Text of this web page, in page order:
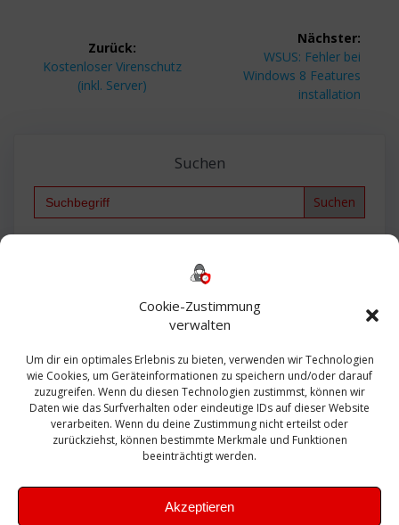
Cookie-Zustimmung
verwalten
Um dir ein optimales Erlebnis zu bieten, verwenden wir Technologien
wie Cookies, um Geräteinformationen zu speichern und/oder darauf
zuzugreifen. Wenn du diesen Technologien zustimmst, können wir
Daten wie das Surfverhalten oder eindeutige IDs auf dieser Website
verarbeiten. Wenn du deine Zustimmung nicht erteilst oder
zurückziehst, können bestimmte Merkmale und Funktionen
beeinträchtigt werden.
Akzeptieren
Zurück:
Vorheriger
Beitrag:
Kostenloser Virenschutz
(inkl. Server)
Nächster:
Nächster
Beitrag:
WSUS: Fehler bei
Windows 8 Features
installation
Suchen
Search
Bautagebuch
Exchange firewall Fritzbox
Microsoft
Sanierung SBS Security Server Sicherheit
Sicherung SIEM Sophos SSL Ubuntu
Update Upgrade UTM VCenter VCSA Veeam
VMWare VPN WAZUH Windows
Zertifikat